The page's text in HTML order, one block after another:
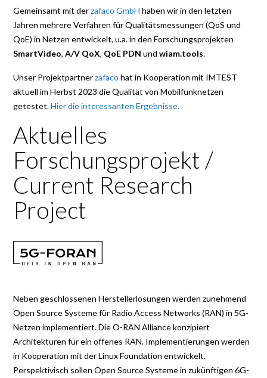
Gemeinsamt mit derzafaco GmbH haben wir in den letzten
Jahren mehrere Verfahren für Qualitätsmessungen (QoS und
QoE) in Netzen entwickelt, u.a. in den Forschungsprojekten
SmartVideo, A/V QoX, QoE PDN und wiam.tools.
Unser Projektpartnerzafaco hat in Kooperation mit IMTEST
aktuell im Herbst 2023 die Qualität von Mobilfunknetzen
getestet.Hier die interessanten Ergebnisse.
Aktuelles
Forschungsprojekt /
Current Research
Project
Neben geschlossenen Herstellerlösungen werden zunehmend
Open Source Systeme für Radio Access Networks (RAN) in 5G-
Netzen implementiert. Die O-RAN Alliance konzipiert
Architekturen für ein offenes RAN. Implementierungen werden
in Kooperation mit der Linux Foundation entwickelt.
Perspektivisch sollen Open Source Systeme in zukünftigen 6G-